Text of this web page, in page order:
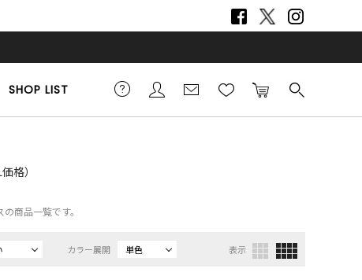
SHOP LIST
格）
商品一覧です。
カラー展開 単色 表示